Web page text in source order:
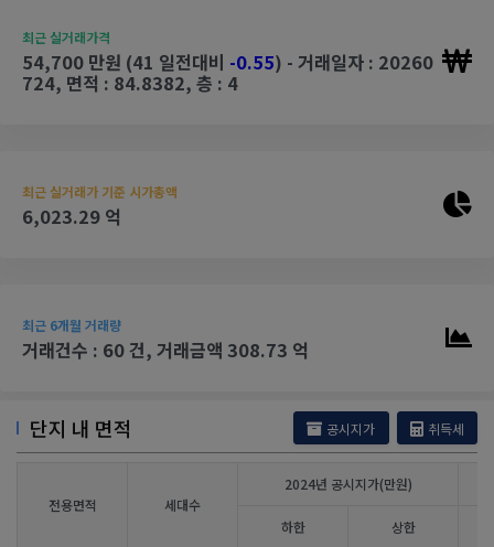
최근 실거래가격
54,700 만원 (41 일전대비 -0.55) - 거래일자 : 20260
724, 면적 : 84.8382, 층 : 4
최근 실거래가 기준 시가총액
6,023.29 억
최근 6개월 거래량
거래건수 : 60 건, 거래금액 308.73 억
단지 내 면적 공시지가 취득세
전용면적 세대수
2024년 공시지가(만원)
하한 상한